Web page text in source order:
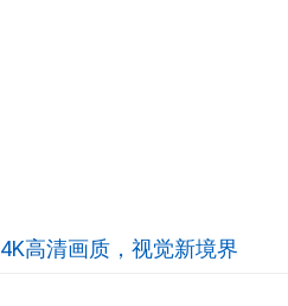
4K高清画质，视觉新境界